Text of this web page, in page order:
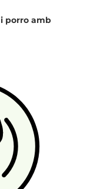
porro amb